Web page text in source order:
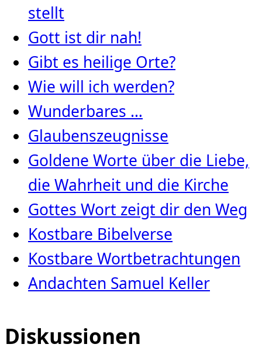
stellt
Gott ist dir nah!
Gibt es heilige Orte?
Wie will ich werden?
Wunderbares …
Glaubenszeugnisse
Goldene Worte über die Liebe,
die Wahrheit und die Kirche
Gottes Wort zeigt dir den Weg
Kostbare Bibelverse
Kostbare Wortbetrachtungen
Andachten Samuel Keller
Diskussionen